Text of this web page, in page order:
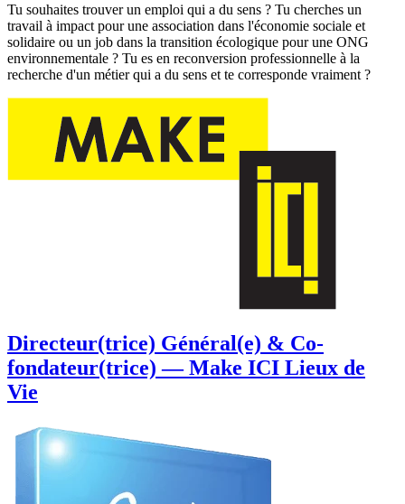
Tu souhaites trouver un emploi qui a du sens ? Tu cherches un
travail à impact pour une association dans l'économie sociale et
solidaire ou un job dans la transition écologique pour une ONG
environnementale ? Tu es en reconversion professionnelle à la
recherche d'un métier qui a du sens et te corresponde vraiment ?
Directeur(trice) Général(e) & Co-
fondateur(trice) — Make ICI Lieux de
Vie